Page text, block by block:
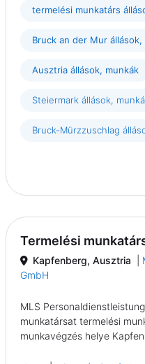
termelési munkatárs
Bruck an der Mur állások,
Ausztria állások, munkák
Steiermark állások,
Bruck-Mürzzuschlag
Termelési
Kapfenberg, Ausztria
GmbH
MLS
munkatársat termelési
munkavégzés helye